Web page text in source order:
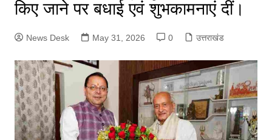
किए जाने पर बधाई एवं शुभकामनाएं दीं।
News Desk May 31, 2026 0 उत्तराखंड